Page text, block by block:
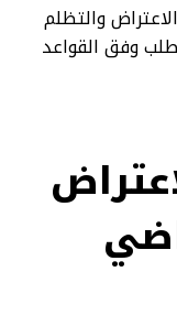
والتظلم
وفق القواعد